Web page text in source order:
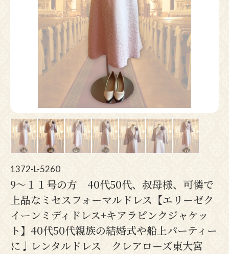
1372-L-5260
9〜１１号の方 40代50代、叔母様、可憐で
上品なミセスフォーマルドレス【エリーゼク
イーンミディドレス+キアラピンクジャケッ
ト】40代50代親族の結婚式や船上パーティー
に♩レンタルドレス クレアローズ東大宮